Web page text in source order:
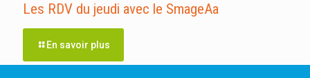
Les RDV du jeudi avec le SmageAa
En savoir plus